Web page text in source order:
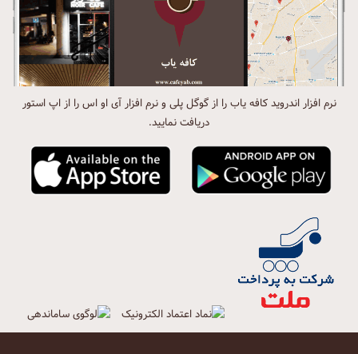
نرم افزار اندروید کافه یاب را از گوگل پلی و نرم افزار آی او اس را از اپ استور
دریافت نمایید.